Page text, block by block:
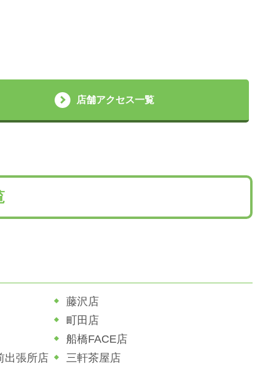
店舗アクセス一覧
藤沢店
町田店
船橋FACE店
出張所店
三軒茶屋店